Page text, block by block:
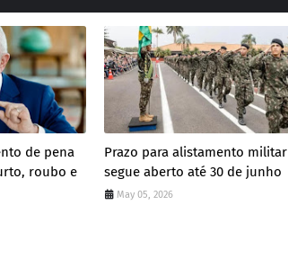
de pena
roubo e
Prazo para alistamento militar
segue aberto até 30 de junho
May 05, 2026